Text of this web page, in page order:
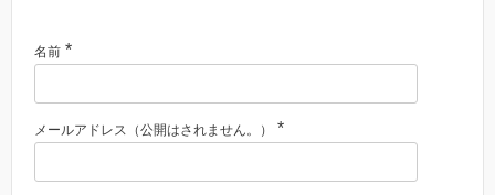
名前 *
メールアドレス（公開はされません。） *